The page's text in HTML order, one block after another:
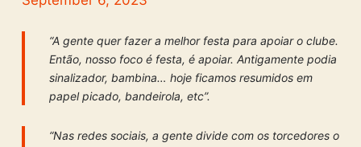
“A gente quer fazer a melhor festa para apoiar o clube.
Então, nosso foco é festa, é apoiar. Antigamente podia
sinalizador, bambina… hoje ficamos resumidos em
papel picado, bandeirola, etc”.
“Nas redes sociais, a gente divide com os torcedores o